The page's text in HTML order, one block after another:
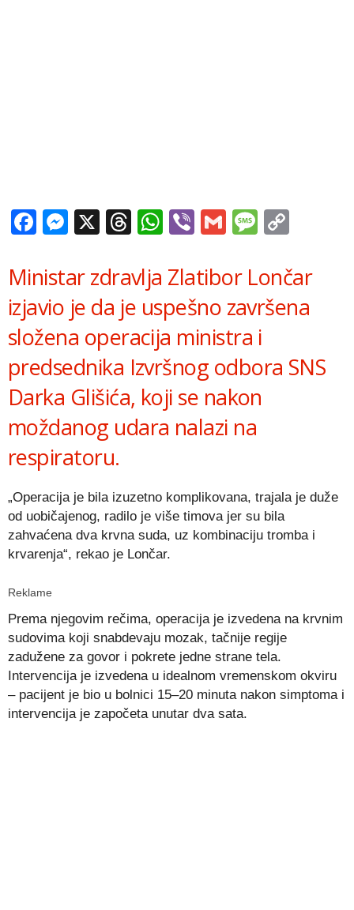
Facebook
Messenger
X Threads
WhatsApp
ViberGmail
Ministar zdravlja Zlatibor Lončar
izjavio je da je uspešno završena
složena operacija ministra i
predsednika Izvršnog odbora SNS
Darka Glišića, koji se nakon
moždanog udara nalazi na
respiratoru.
„Operacija je bila izuzetno komplikovana, trajala je duže
od uobičajenog, radilo je više timova jer su bila
zahvaćena dva krvna suda, uz kombinaciju tromba i
krvarenja“, rekao je Lončar.
Reklame
Prema njegovim rečima, operacija je izvedena na krvnim
sudovima koji snabdevaju mozak, tačnije regije
zadužene za govor i pokrete jedne strane tela.
Intervencija je izvedena u idealnom vremenskom okviru
– pacijent je bio u bolnici 15–20 minuta nakon simptoma i
intervencija je započeta unutar dva sata.